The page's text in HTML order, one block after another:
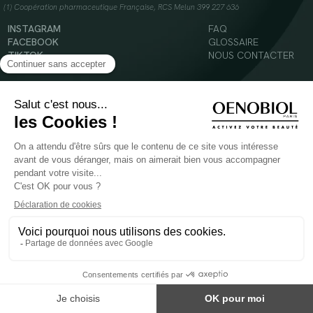
(1) Coopération pharmaceutique Française, RCS Melun 399 227 636
INSTAGRAM
FACEBOOK
TIKTOK
YOUTUBE
FAQ
GLOSSAIRE
NOUS CONTACTER
© 2024 Oenobiol Paris
Mentions légales
Politique en matière de cookies
POUR VOTRE SANTÉ, MANGEZ AU MOINS CINQ FRUITS ET LÉGUMES PAR JOUR -
Les complément alimentaires doivent être utilisés dans le cadre d'un mode de vie sain et
ne pas être utilisés comme substituts d'un régimes alimentaire varié et équilibré.